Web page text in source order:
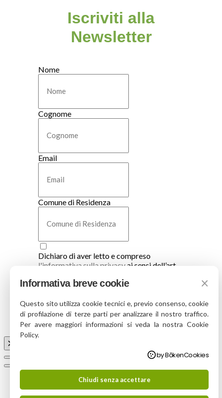
Iscriviti alla
Newsletter
Nome
Cognome
Email
Comune di Residenza
Dichiaro di aver letto e compreso
l'informativa sulla privacy ai sensi dell’art.
679/2016, ed esprime il consenso al
Iscrivimi
Informativa breve cookie ×
Questo sito utilizza cookie tecnici e, previo consenso, cookie
di profilazione di terze parti per analizzare il nostro traffico.
Per avere maggiori informazioni si veda la nostra Cookie
Policy.
by BōkenCookies
Chiudi senza accettare